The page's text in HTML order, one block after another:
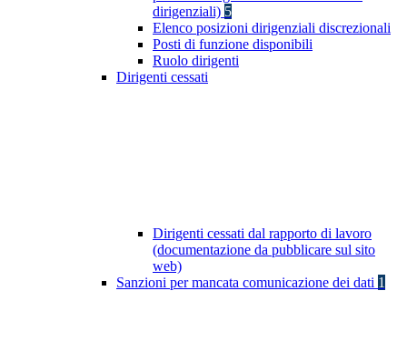
dirigenziali) 5
Elenco posizioni dirigenziali discrezionali
Posti di funzione disponibili
Ruolo dirigenti
Dirigenti cessati
Dirigenti cessati dal rapporto di lavoro
(documentazione da pubblicare sul sito
web)
Sanzioni per mancata comunicazione dei dati 1